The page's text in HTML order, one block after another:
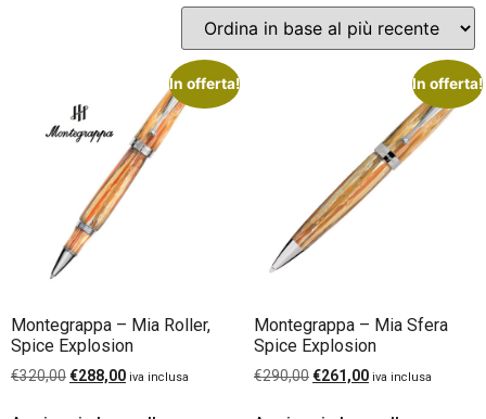
In offerta!
Montegrappa – Mia Roller,
Spice Explosion
€320,00€288,00 iva inclusa
In offerta!
Montegrappa – Mia Sfera
Spice Explosion
€290,00€261,00 iva inclusa